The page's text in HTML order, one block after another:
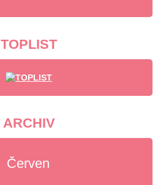
TOPLIST
ARCHIV
Červen